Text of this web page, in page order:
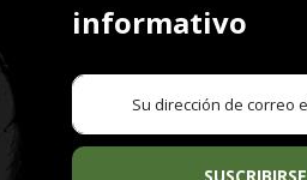
informativo
SUSCRIBIRSE